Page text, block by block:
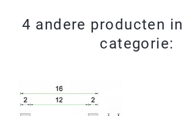
4 andere producten
categorie: